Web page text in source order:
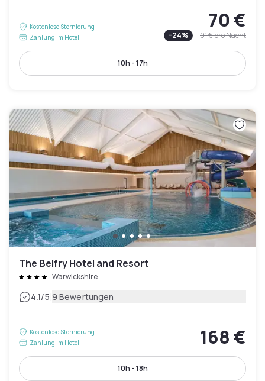
Kostenlose Stornierung
Zahlung im Hotel
70 €
-24% 91 €pro Nacht
10h - 17h
The Belfry Hotel and Resort
Warwickshire
4.1/5|9 Bewertungen
Kostenlose Stornierung
Zahlung im Hotel
168 €
10h - 18h